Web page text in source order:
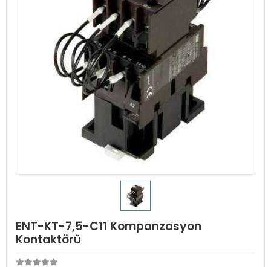
ENT-KT-7,5-C11 Kompanzasyon
Kontaktörü